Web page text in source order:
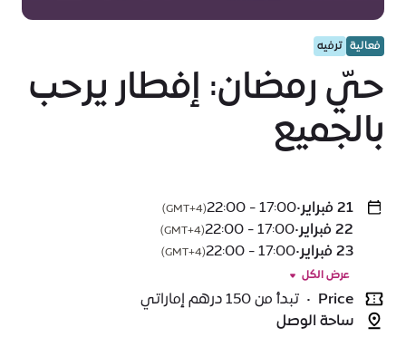
فعالية ترفيه
حيّ رمضان: إفطار يرحب
بالجميع
21 فبراير •
17:00 - 22:00
(GMT+4)
22 فبراير •
17:00 - 22:00
(GMT+4)
23 فبراير •
17:00 - 22:00
(GMT+4)
عرض الكل
Price
• تبدأ من 150 درهم إماراتي
ساحة الوصل